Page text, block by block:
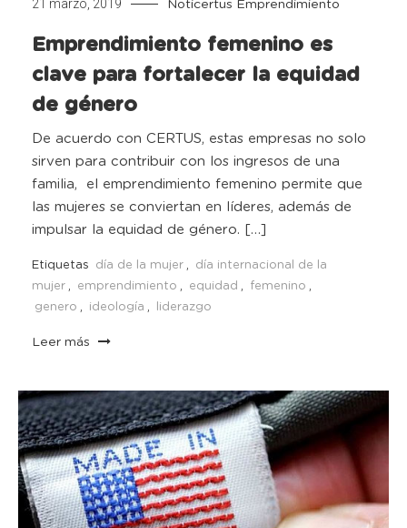
21 marzo, 2019 Noticertus Emprendimiento
Emprendimiento femenino es
clave para fortalecer la equidad
de género
De acuerdo con CERTUS, estas empresas no solo
sirven para contribuir con los ingresos de una
familia, el emprendimiento femenino permite que
las mujeres se conviertan en líderes, además de
impulsar la equidad de género. […]
Etiquetas día de la mujer ,
día internacional de la
mujer , emprendimiento , equidad , femenino ,
genero , ideología , liderazgo
Leer más